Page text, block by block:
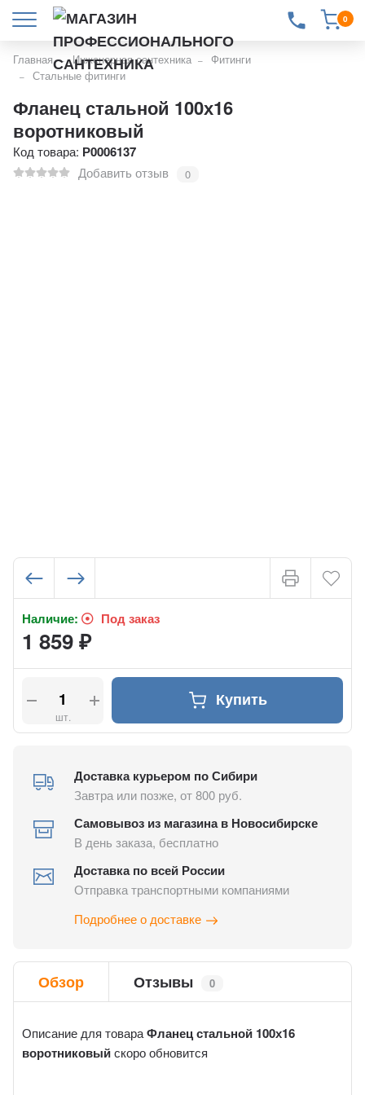
0
Главная Инженерная сантехника
Фитинги
Стальные фитинги
Фланец стальной 100х16
воротниковый
Код товара: Р0006137
Добавить отзыв 0
Наличие: Под заказ
1 859₽
шт.
Купить
Доставка курьером по Сибири
Завтра или позже, от 800 руб.
Самовывоз из магазина в Новосибирске
В день заказа, бесплатно
Доставка по всей России
Отправка транспортными компаниями
Подробнее о доставке
Обзор Отзывы 0
Описание для товараФланец стальной 100х16
воротниковыйскоро обновится